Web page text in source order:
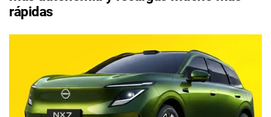
rápidas